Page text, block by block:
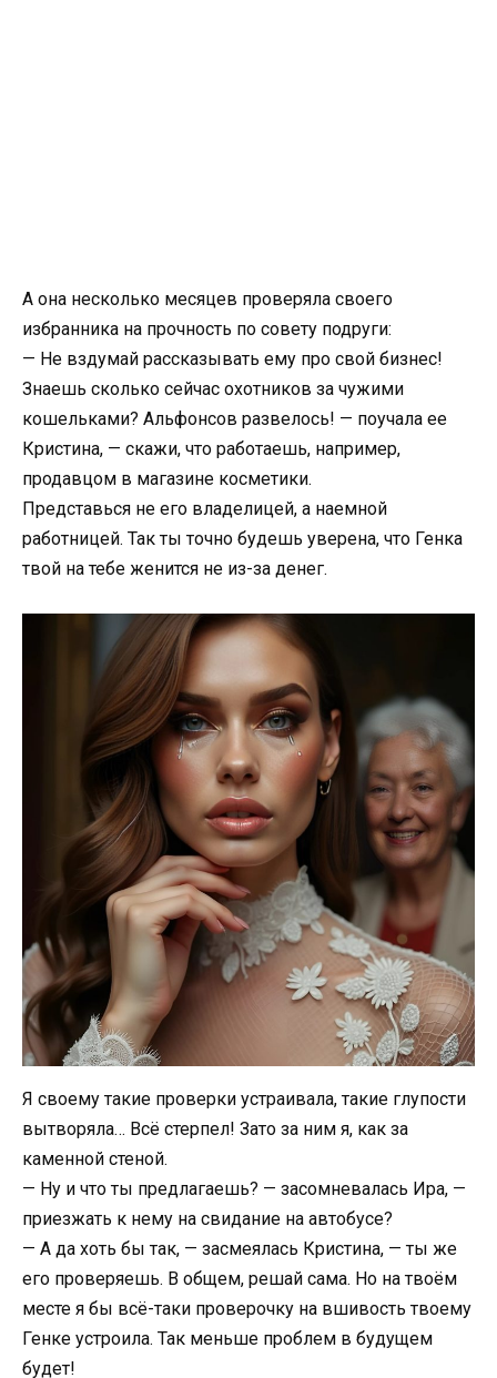
А она несколько месяцев проверяла своего
избранника на прочность по совету подруги:
— Не вздумай рассказывать ему про свой бизнес!
Знаешь сколько сейчас охотников за чужими
кошельками? Альфонсов развелось! — поучала ее
Кристина, — скажи, что работаешь, например,
продавцом в магазине косметики.
Представься не его владелицей, а наемной
работницей. Так ты точно будешь уверена, что Генка
твой на тебе женится не из-за денег.
Я своему такие проверки устраивала, такие глупости
вытворяла… Всё стерпел! Зато за ним я, как за
каменной стеной.
— Ну и что ты предлагаешь? — засомневалась Ира, —
приезжать к нему на свидание на автобусе?
— А да хоть бы так, — засмеялась Кристина, — ты же
его проверяешь. В общем, решай сама. Но на твоём
месте я бы всё-таки проверочку на вшивость твоему
Генке устроила. Так меньше проблем в будущем
будет!